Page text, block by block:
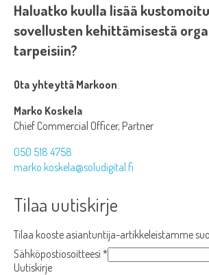
Haluatko kuulla lisää
sovellusten kehittämisestä
tarpeisiin?
Ota yhteyttä Markoon:
Marko Koskela
Chief Commercial Officer, Partner
050 518 4758
marko.koskela@soludigital.fi
Tilaa uutiskirje
Tilaa kooste asiantuntija-artikkeleistamme
Sähköpostiosoitteesi *
Uutiskirje